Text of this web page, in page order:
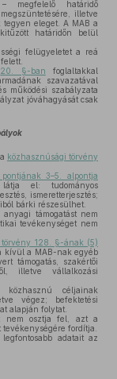
megfelelő határidő
illetve
tegyen eleget. A MAB a
határidőn belül
felügyeletet a reá
20. §-ban foglaltakkal
szavazatával
működési szabályzata
jóváhagyását csak
közhasznúsági törvény
pontjának 3–5. alpontja
látja el: tudományos
ismeretterjesztés;
bárki részesülhet.
támogatást nem
tevékenységet nem
törvény 128. §-ának (5)
kívül a MAB-nak egyéb
támogatás, szakértői
illetve vállalkozási
céljainak
végez; befektetési
alapján folytat.
nem osztja fel, azt a
fordítja.
adatait az